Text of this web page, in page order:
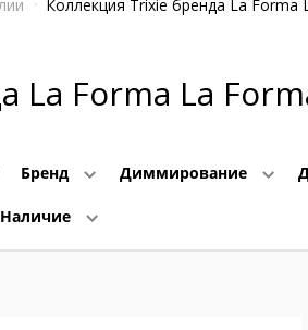
Коллекция Trixie бренда La Forma
La Forma La
Бренд Диммирование
Наличие